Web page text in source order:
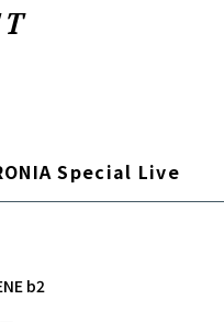
Special Live
b2